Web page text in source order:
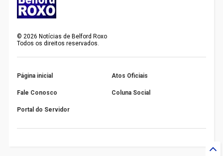
©2026 Notícias de Belford Roxo
Todos os direitos reservados.
Página inicial Atos Oficiais
Fale Conosco Coluna Social
Portal do Servidor